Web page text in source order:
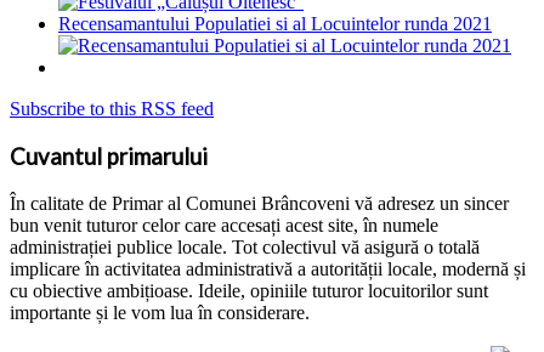
Recensamantului Populatiei si al Locuintelor runda 2021
Subscribe to this RSS feed
Cuvantul primarului
În calitate de Primar al Comunei Brâncoveni vă adresez un sincer
bun venit tuturor celor care accesați acest site, în numele
administrației publice locale. Tot colectivul vă asigură o totală
implicare în activitatea administrativă a autorității locale, modernă și
cu obiective ambițioase. Ideile, opiniile tuturor locuitorilor sunt
importante și le vom lua în considerare.